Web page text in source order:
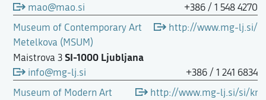
+386 / 1 548 4270
mao@mao.si
http://www.mg-lj.si/
Museum of Contemporary Art
Metelkova (MSUM)
Maistrova 3 SI-1000 Ljubljana
+386 / 1 241 6834
info@mg-lj.si
http://www.mg-lj.si/si/
Museum of Modern Art